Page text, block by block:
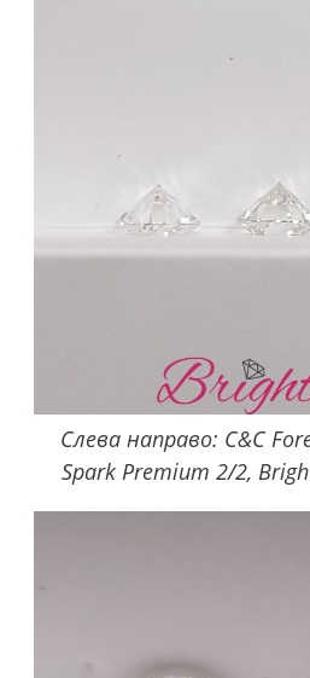
Слева направо: C&C
Spark Premium 2/2,